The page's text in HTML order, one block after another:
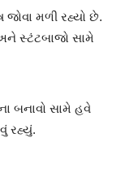
જોવા મળી રહ્યો છે.
અને સ્ટંટબાજો સામે
બનાવો સામે હવે
રહ્યું.